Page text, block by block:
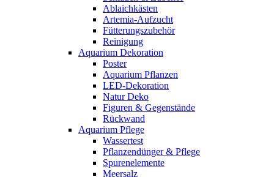
Ablaichkästen
Artemia-Aufzucht
Fütterungszubehör
Reinigung
Aquarium Dekoration
Poster
Aquarium Pflanzen
LED-Dekoration
Natur Deko
Figuren & Gegenstände
Rückwand
Aquarium Pflege
Wassertest
Pflanzendünger & Pflege
Spurenelemente
Meersalz